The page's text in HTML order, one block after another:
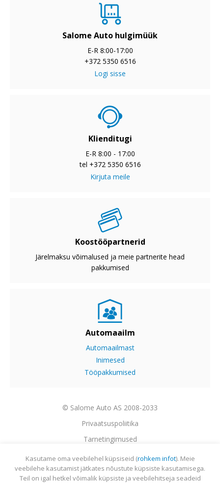
Salome Auto hulgimüük
E-R 8:00-17:00
+372 5350 6516
Logi sisse
Klienditugi
E-R 8:00 - 17:00
tel +372 5350 6516
Kirjuta meile
Koostööpartnerid
Järelmaksu võimalused ja meie partnerite head
pakkumised
Automaailm
Automaailmast
Inimesed
Tööpakkumised
© Salome Auto AS 2008-2033
Privaatsuspoliitika
Tarnetingimused
Garantii
Utiliseerimine
Kasutame oma veebilehel küpsiseid (rohkem infot). Meie
veebilehe kasutamist jätkates nõustute küpsiste kasutamisega.
Teil on igal hetkel võimalik küpsiste ja veebilehitseja seadeid